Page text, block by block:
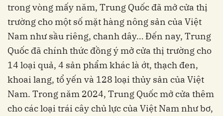
trong vòng mấy năm, Trung Quốc đã mở cửa thị
trường cho một số mặt hàng nông sản của Việt
Nam như sầu riêng, chanh dây… Đến nay, Trung
Quốc đã chính thức đồng ý mở cửa thị trường cho
14 loại quả, 4 sản phẩm khác là ớt, thạch đen,
khoai lang, tổ yến và 128 loại thủy sản của Việt
Nam. Trong năm 2024, Trung Quốc mở cửa thêm
cho các loại trái cây chủ lực của Việt Nam như bơ,